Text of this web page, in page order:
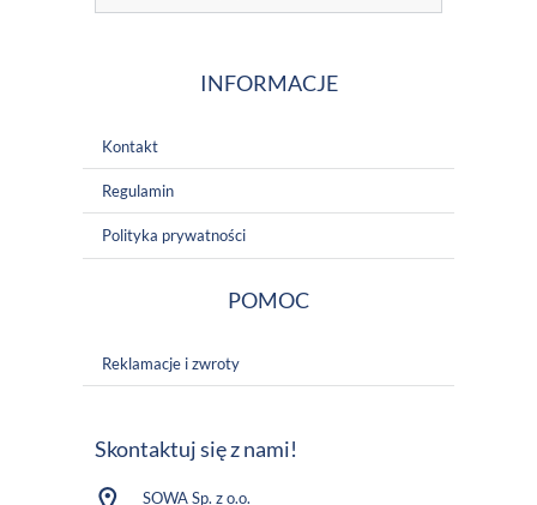
INFORMACJE
Kontakt
Regulamin
Polityka prywatności
POMOC
Reklamacje i zwroty
Skontaktuj się z nami!
SOWA Sp. z o.o.